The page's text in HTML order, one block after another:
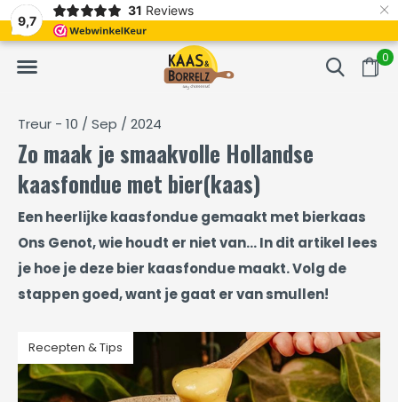
9,7
31 Reviews ×
0
Vers van het mes en gevacumeerd Vaak volgende
Treur - 10 / Sep / 2024
Zo maak je smaakvolle Hollandse
kaasfondue met bier(kaas)
Een heerlijke kaasfondue gemaakt met bierkaas
Ons Genot, wie houdt er niet van... In dit artikel lees
je hoe je deze bier kaasfondue maakt. Volg de
stappen goed, want je gaat er van smullen!
Recepten & Tips